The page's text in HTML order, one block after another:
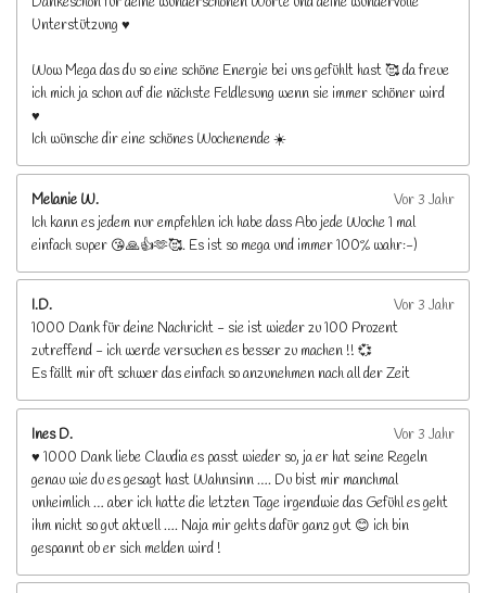
Unterstützung ♥️
Wow Mega das du so eine schöne Energie bei uns gefühlt hast 🥰 da freue
ich mich ja schon auf die nächste Feldlesung wenn sie immer schöner wird
♥️
Ich wünsche dir eine schönes Wochenende ☀️
Melanie W.
Vor 3 Jahr
Ich kann es jedem nur empfehlen ich habe dass Abo jede Woche 1 mal
einfach super 😘🙏👍🫶🥰. Es ist so mega und immer 100% wahr:-)
I.D.
Vor 3 Jahr
1000 Dank für deine Nachricht - sie ist wieder zu 100 Prozent
zutreffend - ich werde versuchen es besser zu machen !! 💞
Es fällt mir oft schwer das einfach so anzunehmen nach all der Zeit
Ines D.
Vor 3 Jahr
♥️ 1000 Dank liebe Claudia es passt wieder so, ja er hat seine Regeln
genau wie du es gesagt hast Wahnsinn …. Du bist mir manchmal
unheimlich … aber ich hatte die letzten Tage irgendwie das Gefühl es geht
ihm nicht so gut aktuell …. Naja mir gehts dafür ganz gut 😊 ich bin
gespannt ob er sich melden wird !